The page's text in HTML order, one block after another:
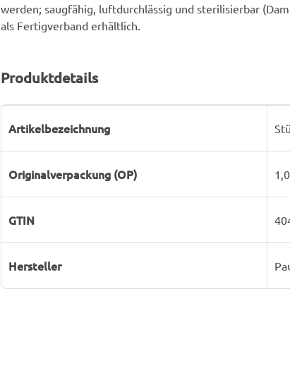
werden; saugfähig, luftdurchlässig und sterilisierbar
als Fertigverband erhältlich.
Produktdetails
Artikelbezeichnung
Originalverpackung (OP)
GTIN
Hersteller